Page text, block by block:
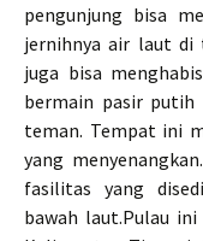
pengunjung bisa
jernihnya air laut di
juga bisa
bermain pasir putih
teman. Tempat ini
yang
fasilitas yang
bawah laut.Pulau